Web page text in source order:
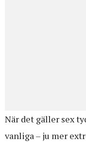
När det gäller sex
vanliga – ju mer